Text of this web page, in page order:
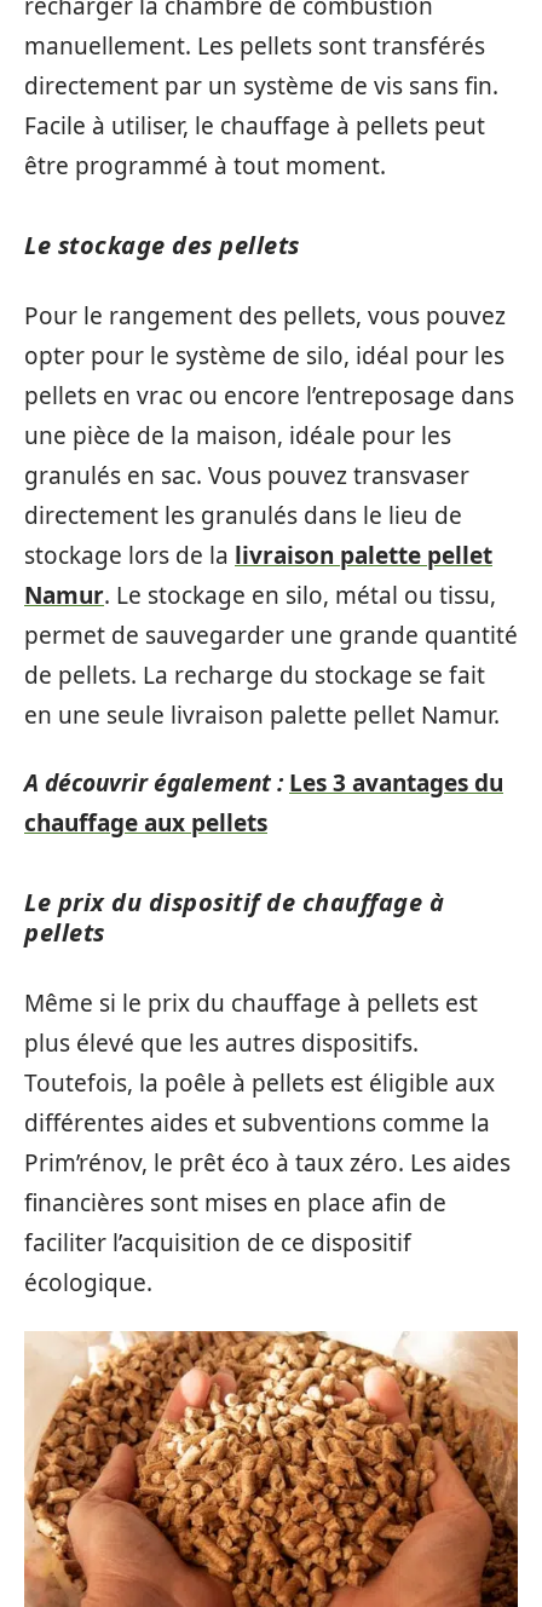
manuellement. Les pellets sont transférés
directement par un système de vis sans fin.
Facile à utiliser, le chauffage à pellets peut
être programmé à tout moment.
Le stockage des pellets
Pour le rangement des pellets, vous pouvez
opter pour le système de silo, idéal pour les
pellets en vrac ou encore l’entreposage dans
une pièce de la maison, idéale pour les
granulés en sac. Vous pouvez transvaser
directement les granulés dans le lieu de
stockage lors de la livraison palette pellet
Namur. Le stockage en silo, métal ou tissu,
permet de sauvegarder une grande quantité
de pellets. La recharge du stockage se fait
en une seule livraison palette pellet Namur.
A découvrir également : Les 3 avantages du
chauffage aux pellets
Le prix du dispositif de chauffage à
pellets
Même si le prix du chauffage à pellets est
plus élevé que les autres dispositifs.
Toutefois, la poêle à pellets est éligible aux
différentes aides et subventions comme la
Prim’rénov, le prêt éco à taux zéro. Les aides
financières sont mises en place afin de
faciliter l’acquisition de ce dispositif
écologique.